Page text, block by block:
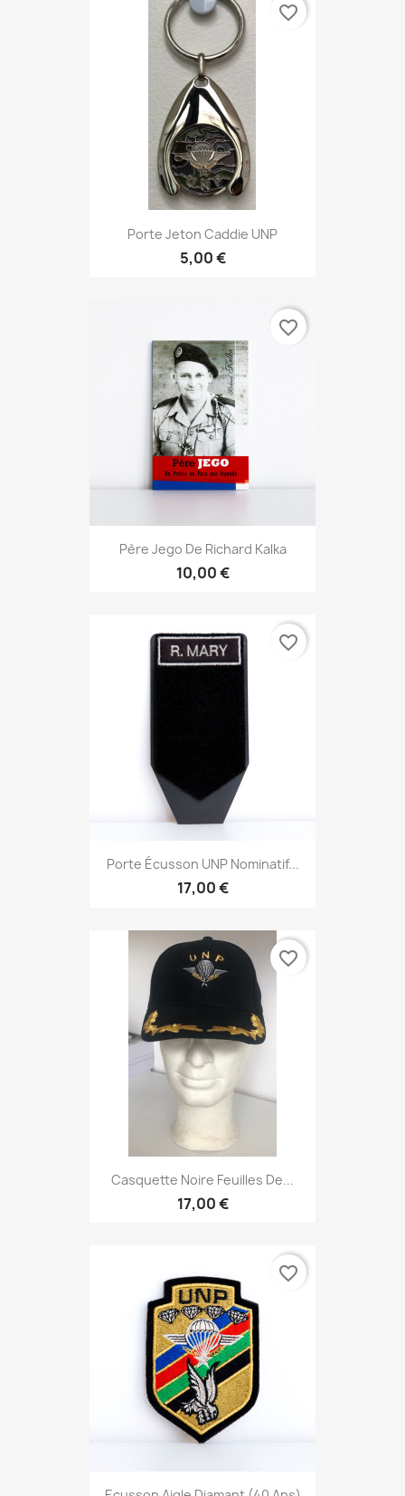
Porte Jeton Caddie UNP
5,00 €
favorite_border
Père Jego De Richard Kalka
10,00 €
favorite_border
Porte Écusson UNP Nominatif...
17,00 €
favorite_border
Casquette Noire Feuilles De...
17,00 €
favorite_border
favorite_border